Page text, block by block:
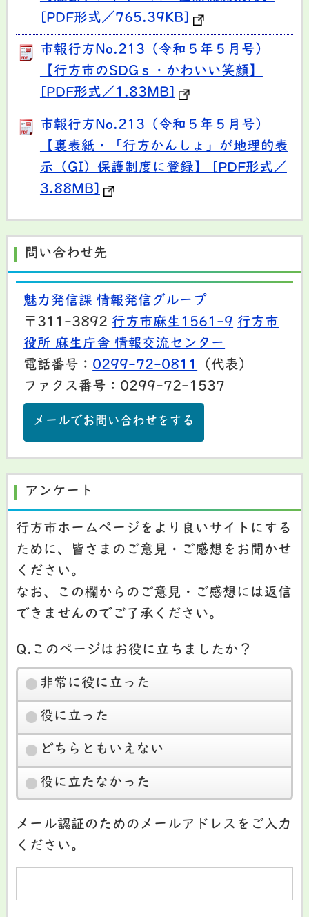
[PDF形式／765.39KB]
市報行方No.213（令和５年５月号）
【行方市のSDGｓ・かわいい笑顔】
[PDF形式／1.83MB]
市報行方No.213（令和５年５月号）
【裏表紙・「行方かんしょ」が地理的表
示（GI）保護制度に登録】 [PDF形式／
3.88MB]
問い合わせ先
魅力発信課 情報発信グループ
〒311-3892 行方市麻生1561-9 行方市
役所 麻生庁舎 情報交流センター
電話番号： 0299-72-0811
（代表）
ファクス番号：0299-72-1537
メールでお問い合わせをする
アンケート
行方市ホームページをより良いサイトにする
ために、皆さまのご意見・ご感想をお聞かせ
ください。
なお、この欄からのご意見・ご感想には返信
できませんのでご了承ください。
Q.このページはお役に立ちましたか？
非常に役に立った
役に立った
どちらともいえない
役に立たなかった
メール認証のためのメールアドレスをご入力
ください。